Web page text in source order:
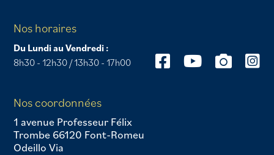
Nos horaires
Du Lundi au Vendredi :
8h30 - 12h30 / 13h30 - 17h00
Nos coordonnées
1 avenue Professeur Félix
Trombe 66120 Font-Romeu
Odeillo Via